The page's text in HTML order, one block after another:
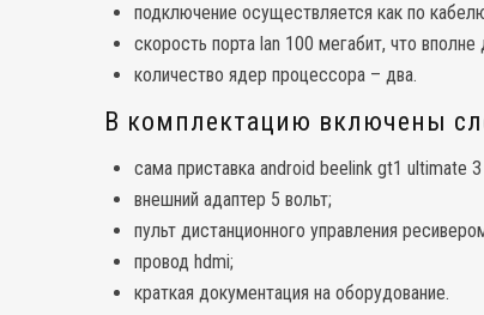
подключение осуществляется как по
скорость порта lan 100 мегабит, что
количество ядер процессора – два.
В комплектацию включены
сама приставка android beelink gt1 ultimate
внешний адаптер 5 вольт;
пульт дистанционного управления
провод hdmi;
краткая документация на оборудование.